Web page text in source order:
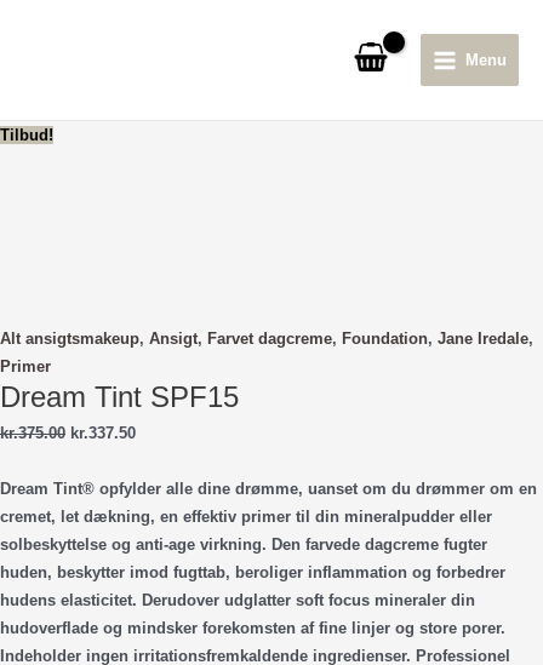
Menu
Tilbud!
Alt ansigtsmakeup, Ansigt, Farvet dagcreme, Foundation, Jane Iredale,
Primer
Dream Tint SPF15
kr.375.00 Den
pris
var:
kr.375.00.
kr.337.50Den
pris
er:
kr.337.50.
Dream Tint® opfylder alle dine drømme, uanset om du drømmer om en
cremet, let dækning, en effektiv primer til din mineralpudder eller
solbeskyttelse og anti-age virkning. Den farvede dagcreme fugter
huden, beskytter imod fugttab, beroliger inflammation og forbedrer
hudens elasticitet. Derudover udglatter soft focus mineraler din
hudoverflade og mindsker forekomsten af fine linjer og store porer.
Indeholder ingen irritationsfremkaldende ingredienser. Professionel